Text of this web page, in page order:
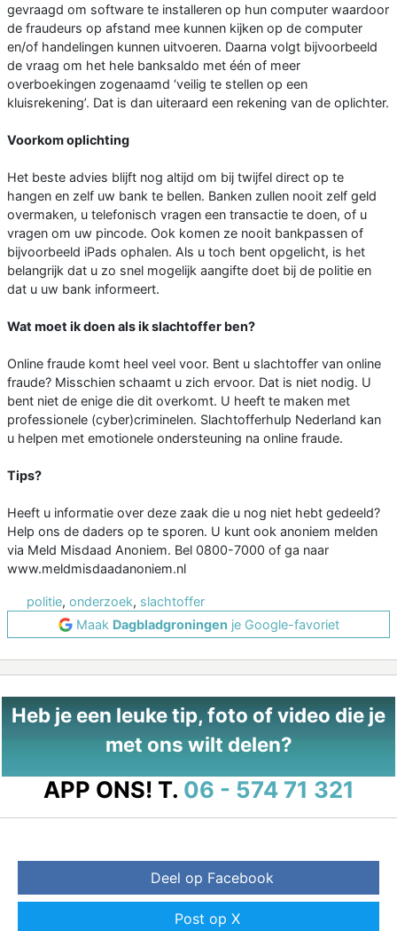
gevraagd om software te installeren op hun computer waardoor
de fraudeurs op afstand mee kunnen kijken op de computer
en/of handelingen kunnen uitvoeren. Daarna volgt bijvoorbeeld
de vraag om het hele banksaldo met één of meer
overboekingen zogenaamd ‘veilig te stellen op een
kluisrekening’. Dat is dan uiteraard een rekening van de oplichter.
Voorkom oplichting
Het beste advies blijft nog altijd om bij twijfel direct op te
hangen en zelf uw bank te bellen. Banken zullen nooit zelf geld
overmaken, u telefonisch vragen een transactie te doen, of u
vragen om uw pincode. Ook komen ze nooit bankpassen of
bijvoorbeeld iPads ophalen. Als u toch bent opgelicht, is het
belangrijk dat u zo snel mogelijk aangifte doet bij de politie en
dat u uw bank informeert.
Wat moet ik doen als ik slachtoffer ben?
Online fraude komt heel veel voor. Bent u slachtoffer van online
fraude? Misschien schaamt u zich ervoor. Dat is niet nodig. U
bent niet de enige die dit overkomt. U heeft te maken met
professionele (cyber)criminelen. Slachtofferhulp Nederland kan
u helpen met emotionele ondersteuning na online fraude.
Tips?
Heeft u informatie over deze zaak die u nog niet hebt gedeeld?
Help ons de daders op te sporen. U kunt ook anoniem melden
via Meld Misdaad Anoniem. Bel 0800-7000 of ga naar
www.meldmisdaadanoniem.nl
politie, onderzoek, slachtoffer
Maak Dagbladgroningen je Google-favoriet
Heb je een leuke tip, foto of video die je
met ons wilt delen?
APP ONS! T. 06 - 574 71 321
Deel op Facebook
Post op X